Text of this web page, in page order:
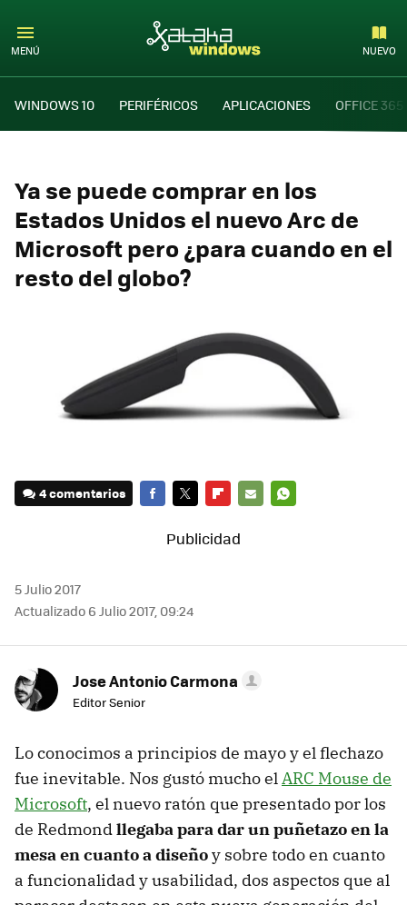
MENÚ NUEVO
WINDOWS 10 PERIFÉRICOS APLICACIONES OFFICE 365
Ya se puede comprar en los
Estados Unidos el nuevo Arc de
Microsoft pero ¿para cuando en el
resto del globo?
4 comentarios
MAIL
5 Julio 2017
Actualizado 6 Julio 2017, 09:24
Jose Antonio Carmona
Editor Senior
Lo conocimos a principios de mayo y el flechazo
fue inevitable. Nos gustó mucho elARC Mouse de
Microsoft, el nuevo ratón que presentado por los
de Redmondllegaba para dar un puñetazo en la
mesa en cuanto a diseñoy sobre todo en cuanto
a funcionalidad y usabilidad, dos aspectos que al